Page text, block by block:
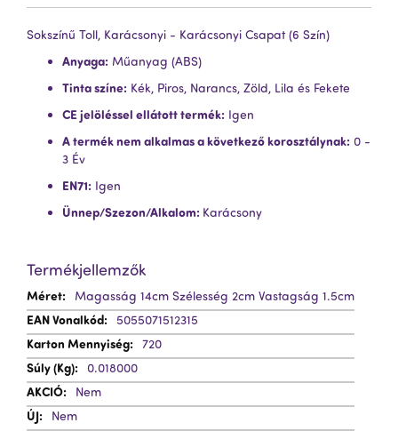
Sokszínű Toll, Karácsonyi - Karácsonyi Csapat (6 Szín)
Anyaga: Műanyag (ABS)
Tinta színe: Kék, Piros, Narancs, Zöld, Lila és Fekete
CE jelöléssel ellátott termék: Igen
A termék nem alkalmas a következő korosztálynak: 0 -
3 Év
EN71: Igen
Ünnep/Szezon/Alkalom: Karácsony
Termékjellemzők
További
Információ
Magasság 14cm Szélesség 2cm Vastagság 1.5cm
5055071512315
720
0.018000
Nem
Nem